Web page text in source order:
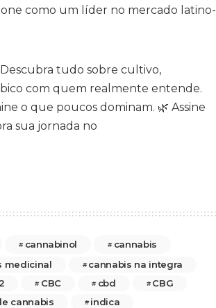
como um líder no mercado latino-
tudo sobre cultivo,
com quem realmente entende.
o que poucos dominam. 🌿 Assine
sua jornada no
cannabinol
cannabis
medicinal
cannabis na integra
CBC cbd
CBG
cannabis
indica